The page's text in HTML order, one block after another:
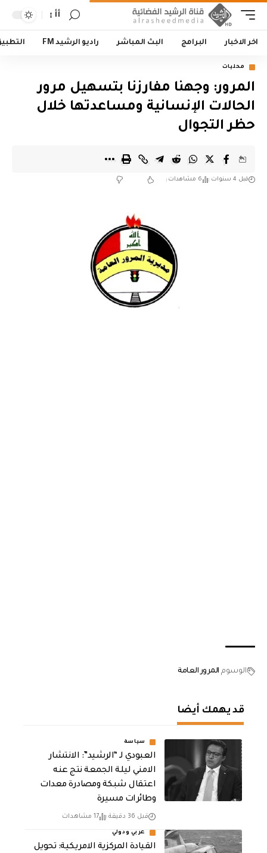
أأ
اخر الاخبار البرامج البث المباشر راديو الرشيد FM
محليات
المرور: وجهنا مفارزنا بتسهيل مرور
الحالات الإنسانية ومساعدتها خلال
حظر التجوال
قبل 4 سنوات 6 مشاهدات
الوسوم المرور العامة
قد يهمك أيضا
سياسة
العبودي لـ “الرشيد”: الانتشار
الامني ليلة الجمعة نتج عنه
اعتقال شبكة ومصادرة معدات
وطائرات مسيرة
قبل 36 دقيقة 17 مشاهدات
عربي ودولي
القيادة المركزية الامريكية: تحويل